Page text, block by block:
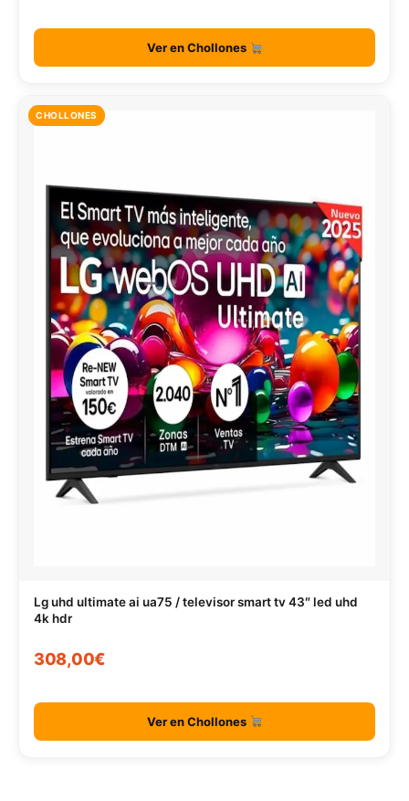
Ver en Chollones
CHOLLONES
Lg uhd ultimate ai ua75 / televisor smart tv 43″ led uhd
4k hdr
308,00€
Ver en Chollones